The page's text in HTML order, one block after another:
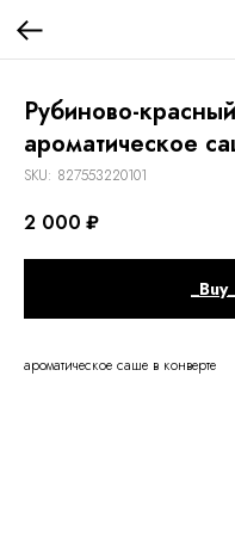
Рубиново-
ароматическое
SKU: 827553220101
2 000 ₽
ароматическое саше в конверте